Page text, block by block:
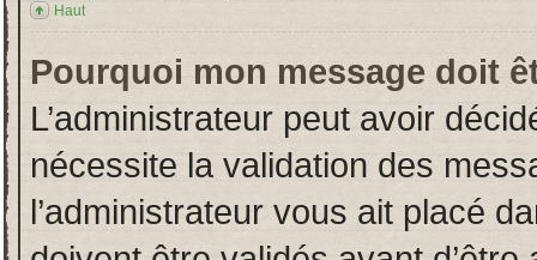
Haut
Pourquoi mon message doit
L’administrateur peut avoir
nécessite la validation des
l’administrateur vous ait placé